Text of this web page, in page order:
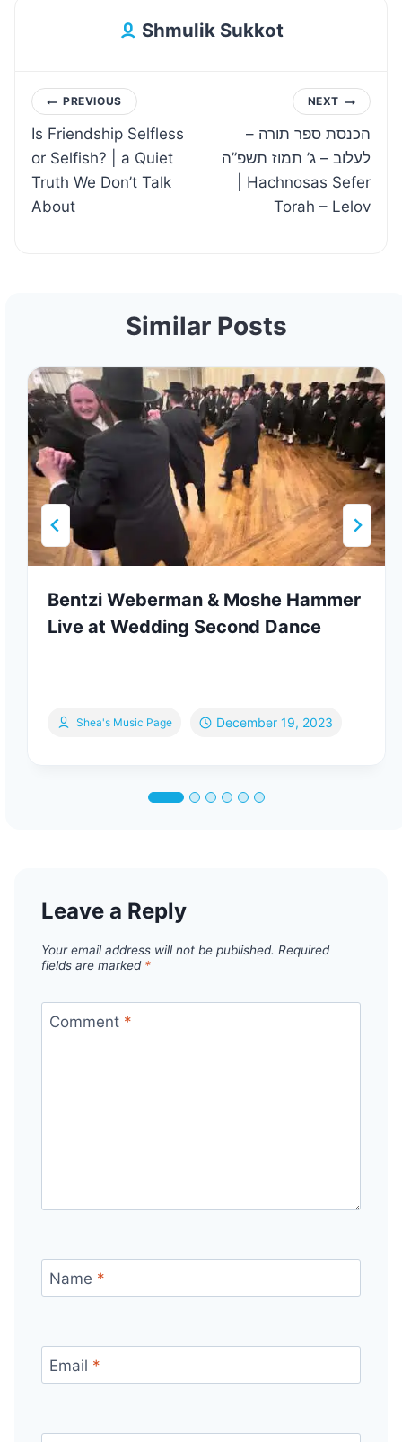
Shmulik Sukkot
Post
navigation
PREVIOUS
Is Friendship Selfless
or Selfish? | a Quiet
Truth We Don’t Talk
About
NEXT
הכנסת ספר תורה –
לעלוב – ג’ תמוז תשפ”ה
| Hachnosas Sefer
Torah – Lelov
Similar Posts
Bentzi Weberman & Moshe Hammer
Live at Wedding Second Dance
Shea's Music Page December 19, 2023
Leave a Reply
Your email address will not be published. Required
fields are marked *
Comment *
Name *
Email *